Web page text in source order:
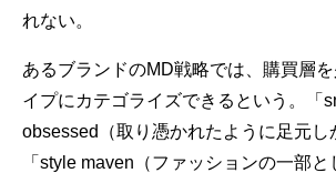
れない。
あるブランドのMD戦略では、購買層
イプにカテゴライズできるという。「
obsessed（取り憑かれたように足元し
「style maven（ファッションの一部